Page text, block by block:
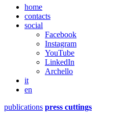
home
contacts
social
Facebook
Instagram
YouTube
LinkedIn
Archello
it
en
publications press cuttings